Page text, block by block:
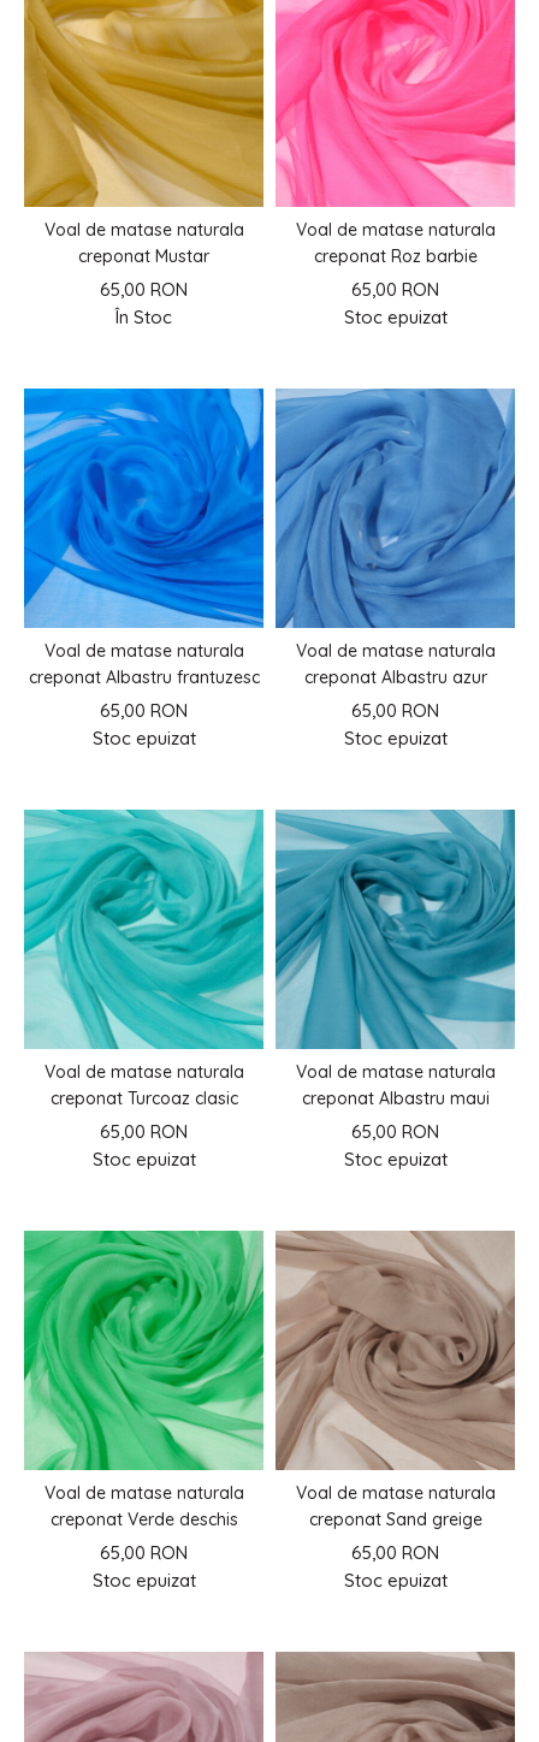
Voal de matase naturala
creponat Mustar
65,00 RON
În Stoc
Voal de matase naturala
creponat Roz barbie
65,00 RON
Stoc epuizat
Voal de matase naturala
creponat Albastru frantuzesc
65,00 RON
Stoc epuizat
Voal de matase naturala
creponat Albastru azur
65,00 RON
Stoc epuizat
Voal de matase naturala
creponat Turcoaz clasic
65,00 RON
Stoc epuizat
Voal de matase naturala
creponat Albastru maui
65,00 RON
Stoc epuizat
Voal de matase naturala
creponat Verde deschis
65,00 RON
Stoc epuizat
Voal de matase naturala
creponat Sand greige
65,00 RON
Stoc epuizat